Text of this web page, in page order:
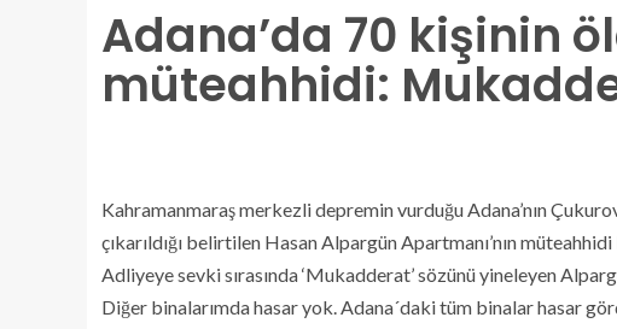
Adana’da 70 kişinin
müteahhidi:
Kahramanmaraş merkezli depremin vurduğu Adana’nın
çıkarıldığı belirtilen Hasan Alpargün Apartmanı’nın
Adliyeye sevki sırasında ‘Mukadderat’ sözünü yineleyen
Diğer binalarımda hasar yok. Adana´daki tüm binalar hasar